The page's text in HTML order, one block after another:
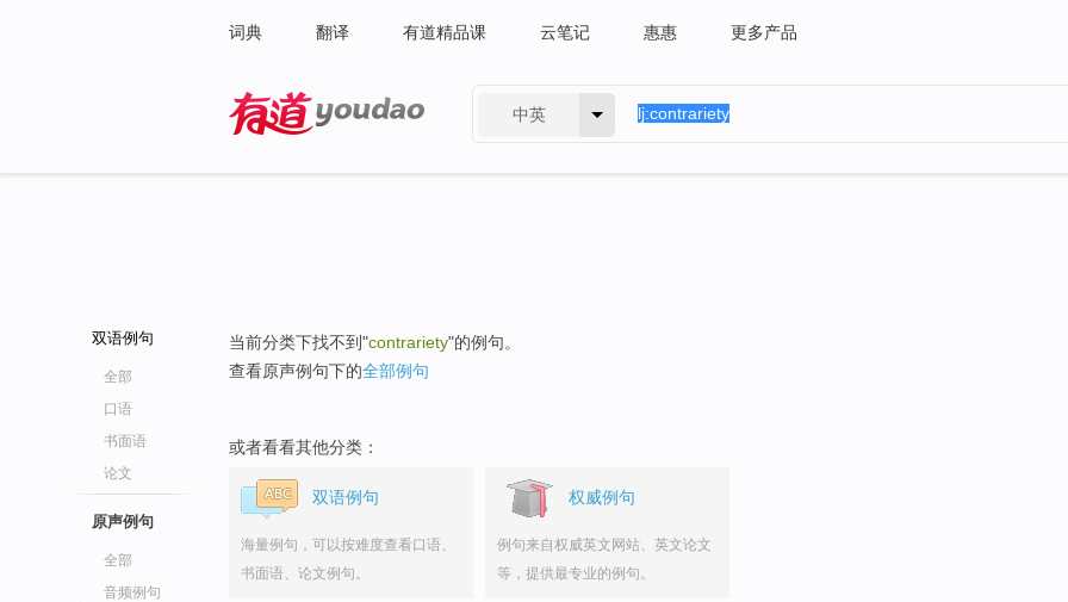
词典 翻译 有道精品课 云笔记 惠惠 更多产品
中英
双语例句
全部
口语
书面语
论文
原声例句
全部
音频例句
当前分类下找不到"contrariety"的例句。
查看原声例句下的全部例句
或者看看其他分类：
双语例句
海量例句，可以按难度查看口语、
书面语、论文例句。
权威例句
例句来自权威英文网站、英文论文
等，提供最专业的例句。